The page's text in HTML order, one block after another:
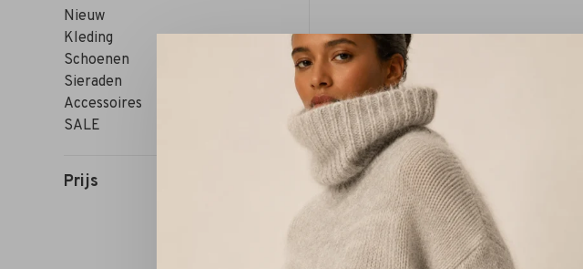
Nieuw
Kleding
Schoenen
Sieraden
Accessoires
SALE
Prijs